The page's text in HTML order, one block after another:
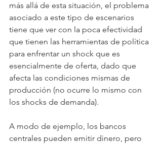
más allá de esta situación, el problema
asociado a este tipo de escenarios
tiene que ver con la poca efectividad
que tienen las herramientas de política
para enfrentar un shock que es
esencialmente de oferta, dado que
afecta las condiciones mismas de
producción (no ocurre lo mismo con
los shocks de demanda).
A modo de ejemplo, los bancos
centrales pueden emitir dinero, pero